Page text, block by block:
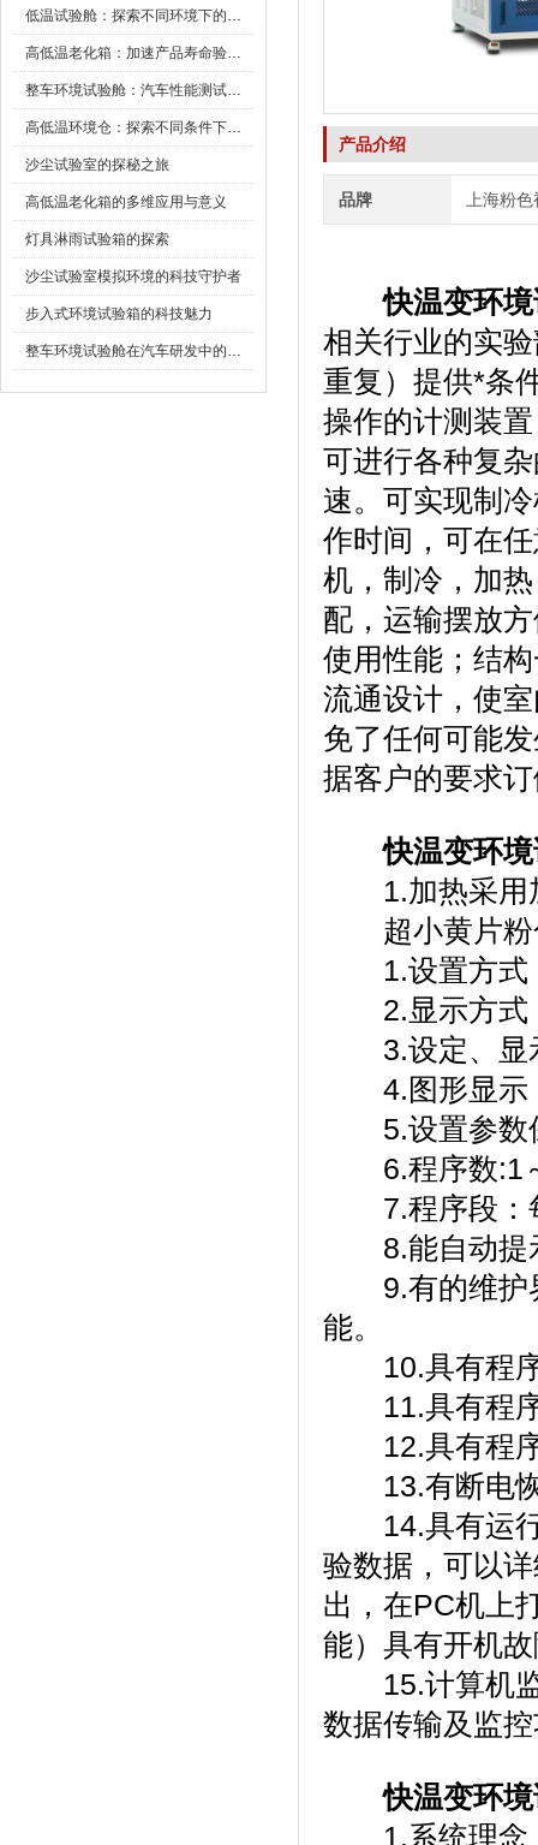
低温试验舱：探索不同环境下的科技边界
高低温老化箱：加速产品寿命验证的可靠伙伴
整车环境试验舱：汽车性能测试的设备
高低温环境仓：探索不同条件下的科学奥秘
沙尘试验室的探秘之旅
高低温老化箱的多维应用与意义
灯具淋雨试验箱的探索
沙尘试验室模拟环境的科技守护者
步入式环境试验箱的科技魅力
整车环境试验舱在汽车研发中的作用
产品介绍
品牌 上海粉
快温变环
相关行业的实验
重复）提供*条件
操作的计测装置
可进行各种复杂的
速。可实现制
作时间，可在
机，制冷
配，运输摆
使用性能；
流通设计，使室
免了任何可能发
据客户的要求订做
快温变环
1.加热采用加热
超小黄片粉
1.设置方式：
2.显示方式
3.设定、显
4.图形显示：
5.设置参数保
6.程序数:1～
7.程序段：每
8.能自动提示
9.有的维护界
能。
10.具有程序
11.具有程序跳
12.具有程序停
13.有断电恢复
14.具有运行界
验数据，可以
出，在PC机
能）具有开机故
15.计算机监控
数据传输及监控功
快温变环
1.系统理念